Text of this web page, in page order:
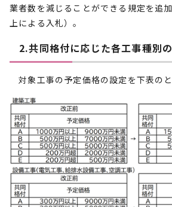
業者数を減じることができる規定を追
上による入札）。
2.共同格付に応じた各工事種別
対象工事の予定価格の設定を下表のと